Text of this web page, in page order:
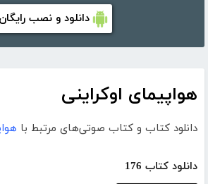
دانلود و نصب رایگان
هواپیمای اوکراینی
دانلود کتاب و کتاب صوتی‌های مرتبط با
دانلود کتاب 176